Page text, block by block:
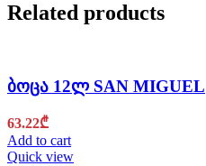
Related products
ბოცა 12ლ SAN MIGUEL
63.22₾
Add to cart
Quick view